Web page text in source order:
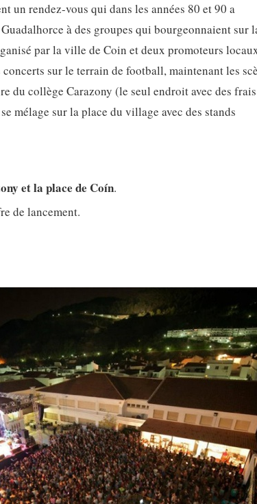
un rendez-vous qui dans les années 80 et 90 a
à des groupes qui bourgeonnaient sur
par la ville de Coin et deux promoteurs
sur le terrain de football, maintenant les
du collège Carazony (le seul endroit avec des frais
mélage sur la place du village avec des stands
et la place de Coín.
de lancement.